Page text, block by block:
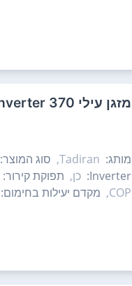
‏מזגן עילי Tadiran Alpha Pro Inverter 370 ‏3.5 ‏כ"ס תדיראן
מותג: Tadiran, סוג המוצר:
Inverter: כן, תפוקת קירור:
COP,
מקדם יעילות בחימום: